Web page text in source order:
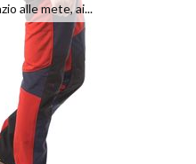
alle mete, ai...